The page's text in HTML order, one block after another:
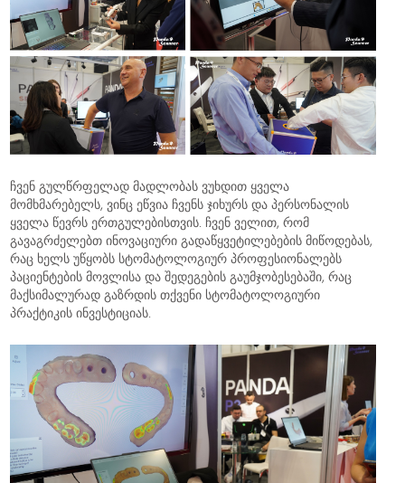
ჩვენ გულწრფელად მადლობას ვუხდით ყველა
მომხმარებელს, ვინც ეწვია ჩვენს ჯიხურს და პერსონალის
ყველა წევრს ერთგულებისთვის. ჩვენ ველით, რომ
გავაგრძელებთ ინოვაციური გადაწყვეტილებების მიწოდებას,
რაც ხელს უწყობს სტომატოლოგიურ პროფესიონალებს
პაციენტების მოვლისა და შედეგების გაუმჯობესებაში, რაც
მაქსიმალურად გაზრდის თქვენი სტომატოლოგიური
პრაქტიკის ინვესტიციას.